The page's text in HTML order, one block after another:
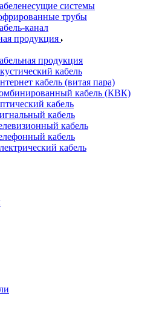
системы
трубы
канал
продукция
продукция
кабель
кабель (витая пара)
кабель (КВК)
кабель
кабель
кабель
кабель
кабель